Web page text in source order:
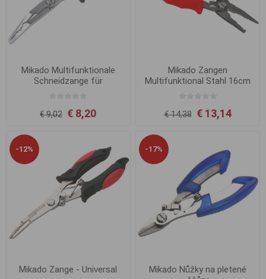
Mikado Multifunktionale
Schneidzange für
€ 9,02 € 8,20
Mikado Zangen
Multifunktional Stahl 16cm
€ 14,38 € 13,14
-12%
Mikado Zange - Universal
-17%
Mikado Nůžky na pletené